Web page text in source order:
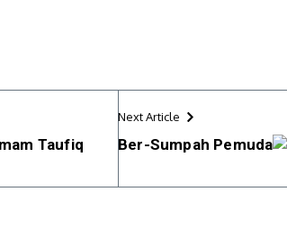
Taufiq
Next Article
Ber-Sumpah Pemuda